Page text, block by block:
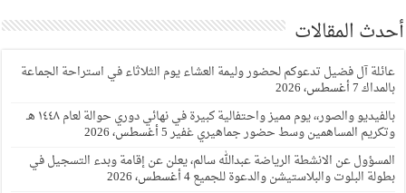
أحدث المقالات
عائلة آل فضيل تدعوكم لحضور وليمة العشاء يوم الثلاثاء في استراحة الجماعة
بالمداك7 أغسطس، 2026
بالفيديو والصور،، يوم مميز واحتفالية كبيرة في نهائي دوري حوالة لعام ١٤٤٨ هـ
وتكريم المساهمين وسط حضور جماهيري غفير5 أغسطس، 2026
المسؤول عن الانشطة الرياضة عبدالله سالم، يعلن عن إقامة وبدء التسجيل في
بطولة البلوت والبلاستيشن والدعوة للجميع4 أغسطس، 2026